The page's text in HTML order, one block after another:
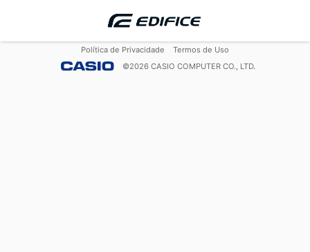
Política de Privacidade
Termos de Uso
©2026 CASIO COMPUTER CO., LTD.